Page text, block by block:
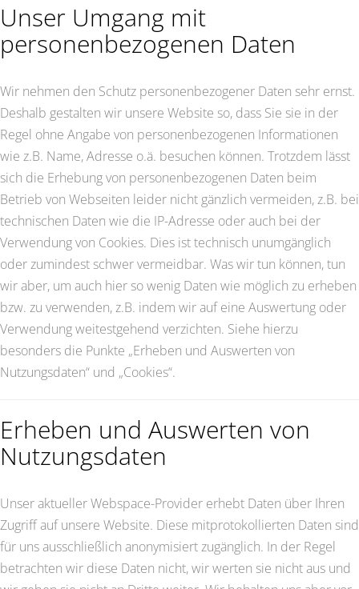
Unser Umgang mit
personenbezogenen Daten
Wir nehmen den Schutz personenbezogener Daten sehr ernst.
Deshalb gestalten wir unsere Website so, dass Sie sie in der
Regel ohne Angabe von personenbezogenen Informationen
wie z.B. Name, Adresse o.ä. besuchen können. Trotzdem lässt
sich die Erhebung von personenbezogenen Daten beim
Betrieb von Webseiten leider nicht gänzlich vermeiden, z.B. bei
technischen Daten wie die IP-Adresse oder auch bei der
Verwendung von Cookies. Dies ist technisch unumgänglich
oder zumindest schwer vermeidbar. Was wir tun können, tun
wir aber, um auch hier so wenig Daten wie möglich zu erheben
bzw. zu verwenden, z.B. indem wir auf eine Auswertung oder
Verwendung weitestgehend verzichten. Siehe hierzu
besonders die Punkte „Erheben und Auswerten von
Nutzungsdaten“ und „Cookies“.
Erheben und Auswerten von
Nutzungsdaten
Unser aktueller Webspace-Provider erhebt Daten über Ihren
Zugriff auf unsere Website. Diese mitprotokollierten Daten sind
für uns ausschließlich anonymisiert zugänglich. In der Regel
betrachten wir diese Daten nicht, wir werten sie nicht aus und